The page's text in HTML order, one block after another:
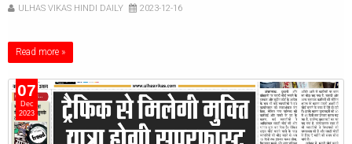
ULHAS VIKAS HINDI DAILY 2023-12-16
Read more »
07
Dec
2023